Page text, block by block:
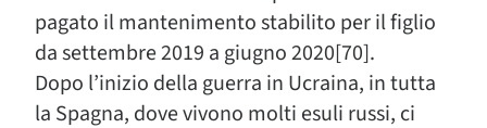
pagato il mantenimento stabilito per il figlio
da settembre 2019 a giugno 2020[70].
Dopo l’inizio della guerra in Ucraina, in tutta
la Spagna, dove vivono molti esuli russi, ci